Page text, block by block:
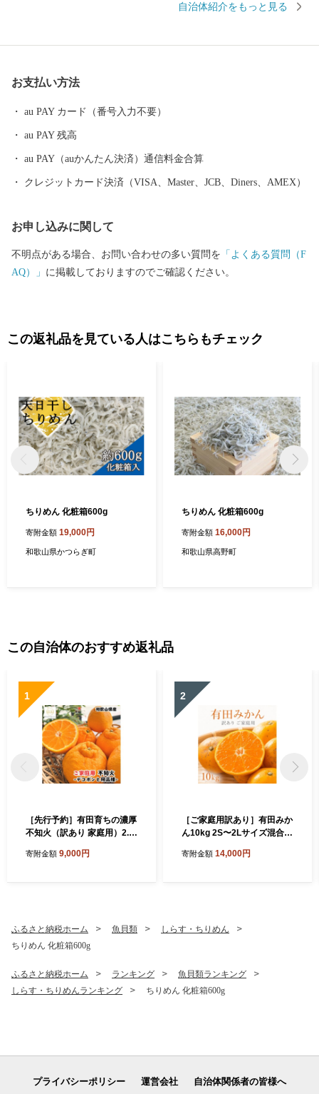
自治体紹介をもっと見る
お支払い方法
au PAY カード（番号入力不要）
au PAY 残高
au PAY（auかんたん決済）通信料金合算
クレジットカード決済（VISA、Master、JCB、Diners、AMEX）
お申し込みに関して
不明点がある場合、お問い合わせの多い質問を 「よくある質問（F
AQ）」 に掲載しておりますのでご確認ください。
この返礼品を見ている人はこちらもチェック
ちりめん 化粧箱600g
寄附金額 19,000円
和歌山県かつらぎ町
ちりめん 化粧箱600g
寄附金額 16,000円
和歌山県高野町
この自治体のおすすめ返礼品
1
［先行予約］有田育ちの濃厚
不知火（訳あり 家庭用）2.5
寄附金額 9,000円
2
［ご家庭用訳あり］有田みか
ん10kg 2S〜2Lサイズ混合
寄附金額 14,000円
ふるさと納税ホーム 魚貝類
しらす・ちりめん
ちりめん 化粧箱600g
ふるさと納税ホーム ランキング
魚貝類ランキング
しらす・ちりめんランキング
ちりめん 化粧箱600g
プライバシーポリシー 運営会社 自治体関係者の皆様へ